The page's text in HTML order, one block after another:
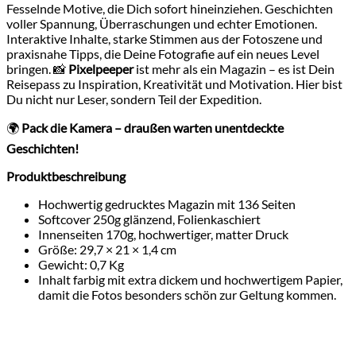
Fesselnde Motive, die Dich sofort hineinziehen. Geschichten
voller Spannung, Überraschungen und echter Emotionen.
Interaktive Inhalte, starke Stimmen aus der Fotoszene und
praxisnahe Tipps, die Deine Fotografie auf ein neues Level
bringen. 📸 Pixelpeeperist mehr als ein Magazin – es ist Dein
Reisepass zu Inspiration, Kreativität und Motivation. Hier bist
Du nicht nur Leser, sondern Teil der Expedition.
🌍 Pack die Kamera – draußen warten unentdeckte
Geschichten!
Produktbeschreibung
Hochwertig gedrucktes Magazin mit 136 Seiten
Softcover 250g glänzend, Folienkaschiert
Innenseiten 170g, hochwertiger, matter Druck
Größe: 29,7 × 21 × 1,4 cm
Gewicht: 0,7 Kg
Inhalt farbig mit extra dickem und hochwertigem Papier,
damit die Fotos besonders schön zur Geltung kommen.